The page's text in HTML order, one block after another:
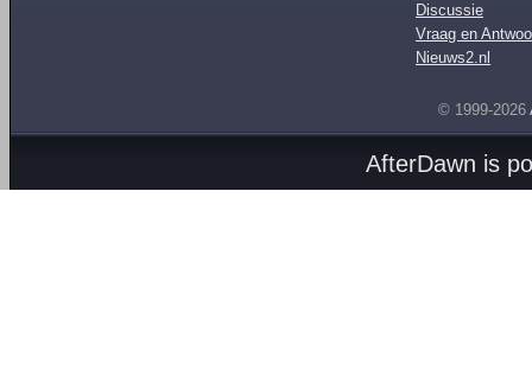
Discussie
Vraag en
Nieuws2.nl
© 1999-2026
AfterDawn is